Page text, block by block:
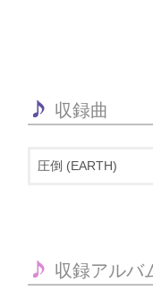
収録曲
圧倒 (EARTH)
収録アルバ